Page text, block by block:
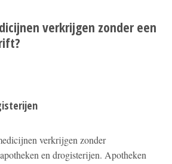
verkrijgen zonder een
verkrijgen zonder
en drogisterijen. Apotheken